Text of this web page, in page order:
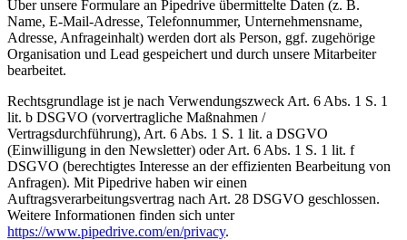
Über unsere Formulare an Pipedrive übermittelte Daten (z. B.
Name, E-Mail-Adresse, Telefonnummer, Unternehmensname,
Adresse, Anfrageinhalt) werden dort als Person, ggf. zugehörige
Organisation und Lead gespeichert und durch unsere Mitarbeiter
bearbeitet.
Rechtsgrundlage ist je nach Verwendungszweck Art. 6 Abs. 1 S. 1
lit. b DSGVO (vorvertragliche Maßnahmen /
Vertragsdurchführung), Art. 6 Abs. 1 S. 1 lit. a DSGVO
(Einwilligung in den Newsletter) oder Art. 6 Abs. 1 S. 1 lit. f
DSGVO (berechtigtes Interesse an der effizienten Bearbeitung von
Anfragen). Mit Pipedrive haben wir einen
Auftragsverarbeitungsvertrag nach Art. 28 DSGVO geschlossen.
Weitere Informationen finden sich unter
https://www.pipedrive.com/en/privacy.